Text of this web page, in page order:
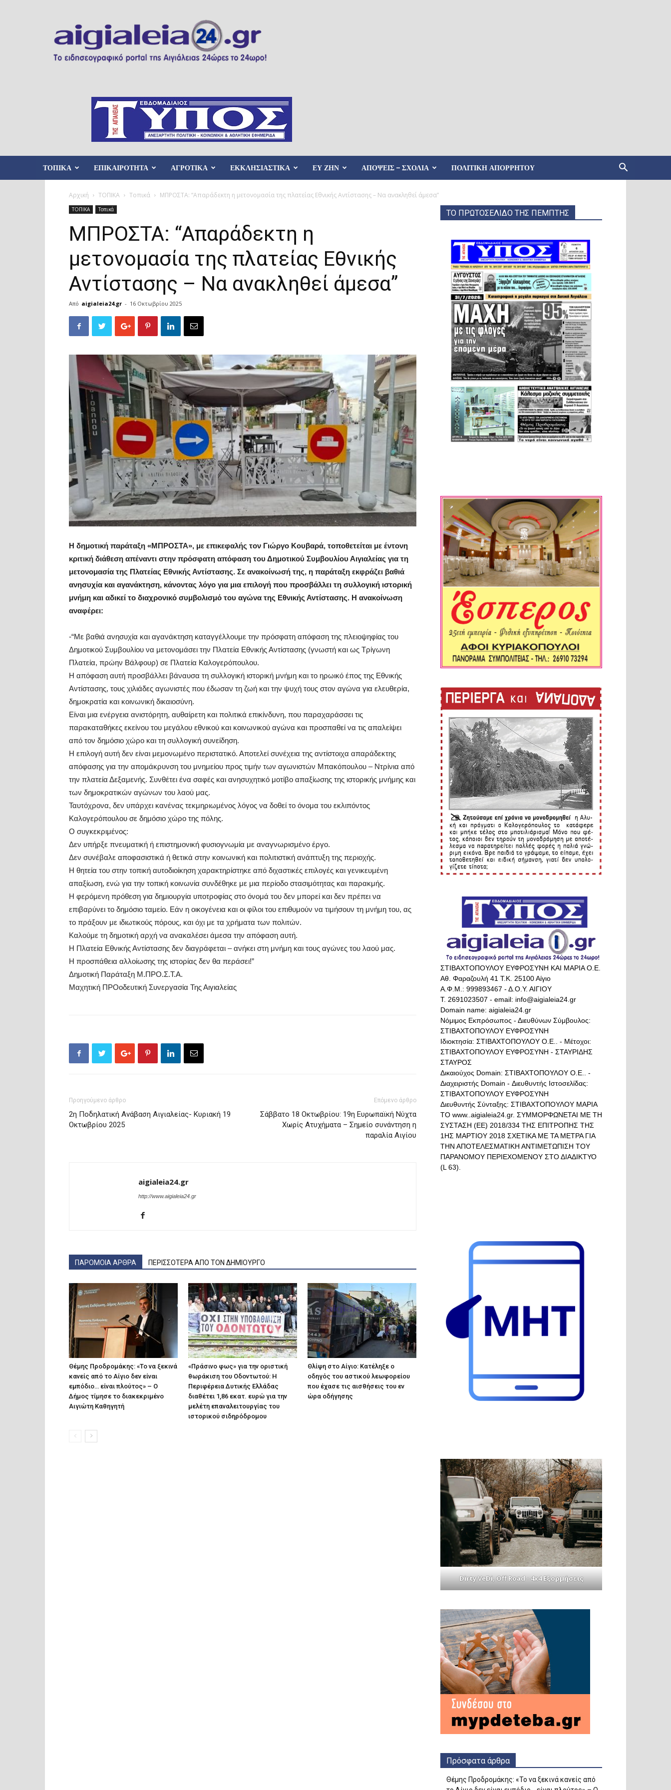
ΤΟΠΙΚΑ ΕΠΙΚΑΙΡΟΤΗΤΑ ΑΓΡΟΤΙΚΑ ΕΚΚΛΗΣΙΑΣΤΙΚΑ ΕΥ ΖΗΝ ΑΠΟΨΕΙΣ – ΣΧΟΛΙΑ ΠΟΛΙΤΙΚΉ ΑΠΟΡΡΉΤΟΥ
Αρχική ΤΟΠΙΚΑ Τοπικά ΜΠΡΟΣΤΑ: “Απαράδεκτη η μετονομασία της πλατείας Εθνικής Αντίστασης – Να ανακληθεί άμεσα”
ΤΟΠΙΚΑ Τοπικά
ΜΠΡΟΣΤΑ: “Απαράδεκτη η
μετονομασία της πλατείας Εθνικής
Αντίστασης – Να ανακληθεί άμεσα”
Από aigialeia24.gr - 16 Οκτωβρίου 2025
Η δημοτική παράταξη «ΜΠΡΟΣΤΑ», με επικεφαλής τον Γιώργο Κουβαρά, τοποθετείται με έντονη
κριτική διάθεση απέναντι στην πρόσφατη απόφαση του Δημοτικού Συμβουλίου Αιγιαλείας για τη
μετονομασία της Πλατείας Εθνικής Αντίστασης. Σε ανακοίνωσή της, η παράταξη εκφράζει βαθιά
ανησυχία και αγανάκτηση, κάνοντας λόγο για μια επιλογή που προσβάλλει τη συλλογική ιστορική
μνήμη και αδικεί το διαχρονικό συμβολισμό του αγώνα της Εθνικής Αντίστασης. Η ανακοίνωση
αναφέρει:
-“Με βαθιά ανησυχία και αγανάκτηση καταγγέλλουμε την πρόσφατη απόφαση της πλειοψηφίας του
Δημοτικού Συμβουλίου να μετονομάσει την Πλατεία Εθνικής Αντίστασης (γνωστή και ως Τρίγωνη
Πλατεία, πρώην Βάλφουρ) σε Πλατεία Καλογερόπουλου.
Η απόφαση αυτή προσβάλλει βάναυσα τη συλλογική ιστορική μνήμη και το ηρωικό έπος της Εθνικής
Αντίστασης, τους χιλιάδες αγωνιστές που έδωσαν τη ζωή και την ψυχή τους στον αγώνα για ελευθερία,
δημοκρατία και κοινωνική δικαιοσύνη.
Είναι μια ενέργεια ανιστόρητη, αυθαίρετη και πολιτικά επικίνδυνη, που παραχαράσσει τις
παρακαταθήκες εκείνου του μεγάλου εθνικού και κοινωνικού αγώνα και προσπαθεί να τις απαλείψει
από τον δημόσιο χώρο και τη συλλογική συνείδηση.
Η επιλογή αυτή δεν είναι μεμονωμένο περιστατικό. Αποτελεί συνέχεια της αντίστοιχα απαράδεκτης
απόφασης για την απομάκρυνση του μνημείου προς τιμήν των αγωνιστών Μπακόπουλου – Ντρίνια από
την πλατεία Δεξαμενής. Συνθέτει ένα σαφές και ανησυχητικό μοτίβο απαξίωσης της ιστορικής μνήμης και
των δημοκρατικών αγώνων του λαού μας.
Ταυτόχρονα, δεν υπάρχει κανένας τεκμηριωμένος λόγος να δοθεί το όνομα του εκλιπόντος
Καλογερόπουλου σε δημόσιο χώρο της πόλης.
Ο συγκεκριμένος:
Δεν υπήρξε πνευματική ή επιστημονική φυσιογνωμία με αναγνωρισμένο έργο.
Δεν συνέβαλε αποφασιστικά ή θετικά στην κοινωνική και πολιτιστική ανάπτυξη της περιοχής.
Η θητεία του στην τοπική αυτοδιοίκηση χαρακτηρίστηκε από διχαστικές επιλογές και γενικευμένη
απαξίωση, ενώ για την τοπική κοινωνία συνδέθηκε με μια περίοδο στασιμότητας και παρακμής.
Η φερόμενη πρόθεση για δημιουργία υποτροφίας στο όνομά του δεν μπορεί και δεν πρέπει να
επιβαρύνει το δημόσιο ταμείο. Εάν η οικογένεια και οι φίλοι του επιθυμούν να τιμήσουν τη μνήμη του, ας
το πράξουν με ιδιωτικούς πόρους, και όχι με τα χρήματα των πολιτών.
Καλούμε τη δημοτική αρχή να ανακαλέσει άμεσα την απόφαση αυτή.
Η Πλατεία Εθνικής Αντίστασης δεν διαγράφεται – ανήκει στη μνήμη και τους αγώνες του λαού μας.
Η προσπάθεια αλλοίωσης της ιστορίας δεν θα περάσει!”
Δημοτική Παράταξη Μ.ΠΡΟ.Σ.Τ.Α.
Μαχητική ΠΡΟοδευτική Συνεργασία Της Αιγιαλείας
Προηγούμενο άρθρο
2η Ποδηλατική Ανάβαση Αιγιαλείας- Κυριακή 19
Οκτωβρίου 2025
Επόμενο άρθρο
Σάββατο 18 Οκτωβρίου: 19η Ευρωπαϊκή Νύχτα
Χωρίς Ατυχήματα​ – Σημείο συνάντηση η
παραλία Αιγίου
aigialeia24.gr
http://www.aigialeia24.gr
ΠΑΡΟΜΟΙΑ ΑΡΘΡΑ ΠΕΡΙΣΣΟΤΕΡΑ ΑΠΟ ΤΟΝ ΔΗΜΙΟΥΡΓΟ
Θέμης Προδρομάκης: «Το να ξεκινά
κανείς από το Αίγιο δεν είναι
εμπόδιο… είναι πλούτος» – O
Δήμος τίμησε το διακεκριμένο
Αιγιώτη Καθηγητή
«Πράσινο φως» για την οριστική
θωράκιση του Οδοντωτού: Η
Περιφέρεια Δυτικής Ελλάδας
διαθέτει 1,86 εκατ. ευρώ για την
μελέτη επαναλειτουργίας του
ιστορικού σιδηρόδρομου
Θλίψη στο Αίγιο: Κατέληξε ο
οδηγός του αστικού λεωφορείου
που έχασε τις αισθήσεις του εν
ώρα οδήγησης
ΤΟ ΠΡΩΤΟΣΕΛΙΔΟ ΤΗΣ ΠΕΜΠΤΗΣ
ΣΤΙΒΑΧΤΟΠΟΥΛΟΥ ΕΥΦΡΟΣΥΝΗ ΚΑΙ ΜΑΡΙΑ Ο.Ε.
Αθ. Φαραζουλή 41 Τ.Κ. 25100 Αίγιο
Α.Φ.Μ.: 999893467 - Δ.Ο.Υ. ΑΙΓΙΟΥ
Τ. 2691023507 - email: info@aigialeia24.gr
Domain name: aigialeia24.gr
Νόμιμος Εκπρόσωπος - Διευθύνων Σύμβουλος:
ΣΤΙΒΑΧΤΟΠΟΥΛΟΥ ΕΥΦΡΟΣΥΝΗ
Ιδιοκτησία: ΣΤΙΒΑΧΤΟΠΟΥΛΟΥ Ο.Ε.. - Μέτοχοι:
ΣΤΙΒΑΧΤΟΠΟΥΛΟΥ ΕΥΦΡΟΣΥΝΗ - ΣΤΑΥΡΙΔΗΣ
ΣΤΑΥΡΟΣ
Δικαιούχος Domain: ΣΤΙΒΑΧΤΟΠΟΥΛΟΥ Ο.Ε.. -
Διαχειριστής Domain - Διευθυντής Ιστοσελίδας:
ΣΤΙΒΑΧΤΟΠΟΥΛΟΥ ΕΥΦΡΟΣΥΝΗ
Διευθυντής Σύνταξης: ΣΤΙΒΑΧΤΟΠΟΥΛΟΥ ΜΑΡΙΑ
ΤΟ www..aigialeia24.gr. ΣΥΜΜΟΡΦΩΝΕΤΑΙ ΜΕ ΤΗ
ΣΥΣΤΑΣΗ (ΕΕ) 2018/334 ΤΗΣ ΕΠΙΤΡΟΠΗΣ ΤΗΣ
1ΗΣ ΜΑΡΤΙΟΥ 2018 ΣΧΕΤΙΚΑ ΜΕ ΤΑ ΜΕΤΡΑ ΓΙΑ
ΤΗΝ ΑΠΟΤΕΛΕΣΜΑΤΙΚΗ ΑΝΤΙΜΕΤΩΠΙΣΗ ΤΟΥ
ΠΑΡΑΝΟΜΟΥ ΠΕΡΙΕΧΟΜΕΝΟΥ ΣΤΟ ΔΙΑΔΙΚΤΥΟ
(L 63).
Dirty VeDi, Off Road - 4x4 Εξορμήσεις
Πρόσφατα άρθρα
Θέμης Προδρομάκης: «Το να ξεκινά κανείς από